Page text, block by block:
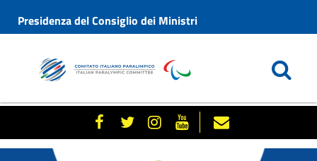
Presidenza del Consiglio dei Ministri